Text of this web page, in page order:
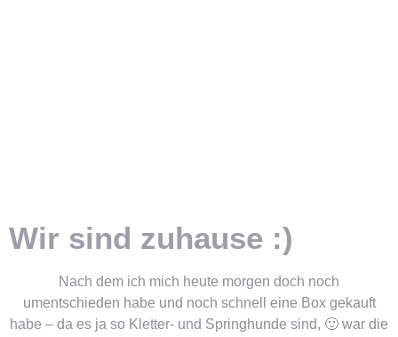
Wir sind zuhause :)
Nach dem ich mich heute morgen doch noch
umentschieden habe und noch schnell eine Box gekauft
habe – da es ja so Kletter- und Springhunde sind, 🙂 war die